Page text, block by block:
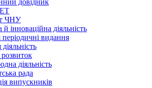
ЧНУ
й інноваційна діяльність
періодичні видання
діяльність
рада
випускників